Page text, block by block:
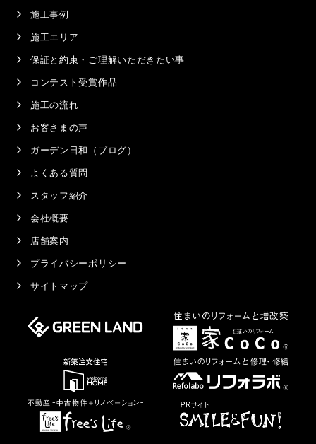
施工事例
施工エリア
保証と約束・ご理解いただきたい事
コンテスト受賞作品
施工の流れ
お客さまの声
ガーデン日和（ブログ）
よくある質問
スタッフ紹介
会社概要
店舗案内
プライバシーポリシー
サイトマップ